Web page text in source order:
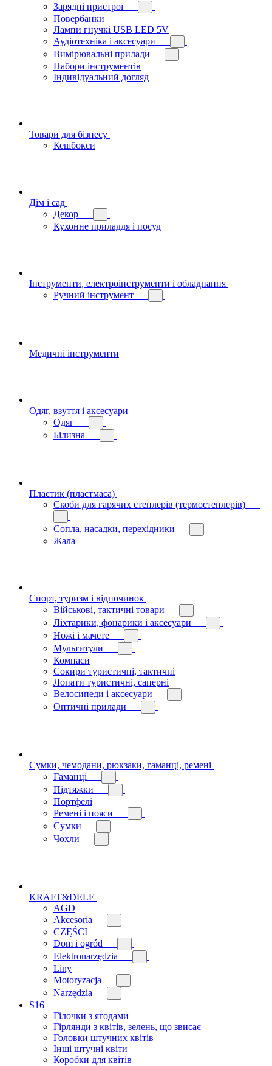
Зарядні пристрої
Повербанки
Лампи гнучкі USB LED 5V
Аудіотехніка і аксесуари
Вимірювальні прилади
Набори інструментів
Індивідуальний догляд
Товари для бізнесу
Кешбокси
Дім і сад
Декор
Кухонне приладдя і посуд
Інструменти, електроінструменти і обладнання
Ручний інструмент
Медичні інструменти
Одяг, взуття і аксесуари
Одяг
Білизна
Пластик (пластмаса)
Скоби для гарячих степлерів (термостеплерів)
Сопла, насадки, перехідники
Жала
Спорт, туризм і відпочинок
Військові, тактичні товари
Ліхтарики, фонарики і аксесуари
Ножі і мачете
Мультитули
Компаси
Сокири туристичні, тактичні
Лопати туристичні, саперні
Велосипеди і аксесуари
Оптичні прилади
Сумки, чемодани, рюкзаки, гаманці, ремені
Гаманці
Підтяжки
Портфелі
Ремені і пояси
Сумки
Чохли
KRAFT&DELE
AGD
Akcesoria
CZĘŚCI
Dom i ogród
Elektronarzędzia
Liny
Motoryzacja
Narzędzia
S16
Гілочки з ягодами
Гірлянди з квітів, зелень, що звисає
Головки штучних квітів
Інші штучні квіти
Коробки для квітів